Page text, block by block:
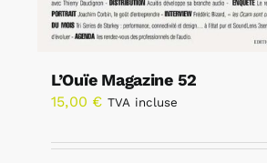
L’Ouïe Magazine 52
15,00 € TVA incluse